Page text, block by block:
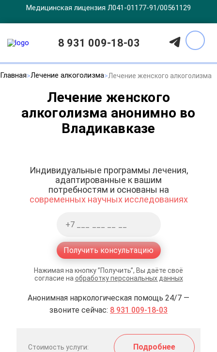
Медицинская лицензия Л041-01177-91/00561129
8 931 009-18-03
Главная Лечение алкоголизма Лечение женского алкоголизма
Лечение женского
алкоголизма анонимно во
Владикавказе
Индивидуальные программы лечения,
адаптированные к вашим
потребностям и основаны на
современных научных исследованиях
Получить консультацию
Нажимая на кнопку ”Получить”, Вы даёте своё
согласие на обработку персональных данных
Анонимная наркологическая помощь 24/7 —
звоните сейчас: 8 931 009-18-03
Стоимость услуги: Подробнее